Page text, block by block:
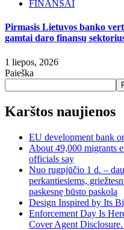
FINANSAI
Pirmasis Lietuvos banko
gamtai daro finansų
1 liepos, 2026
Paieška
Karštos naujienos
EU development bank
About 49,000 migrants
officials say
Nuo rugpjūčio 1 d. –
perkantiesiems,
paskesnę būsto paskolą
Design Inspired by Its
Enforcement Day Is
Cover Agent